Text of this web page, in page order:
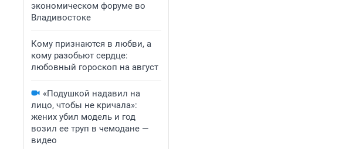
экономическом форуме во
Владивостоке
Кому признаются в любви, а
кому разобьют сердце:
любовный гороскоп на август
«Подушкой надавил на
лицо, чтобы не кричала»:
жених убил модель и год
возил ее труп в чемодане —
видео